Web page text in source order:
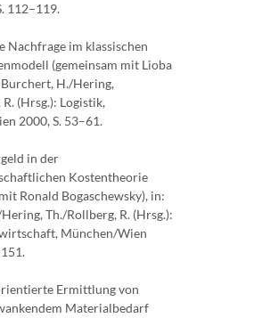
112–119.
Nachfrage im klassischen
(gemeinsam mit Lioba
H./Hering,
(Hrsg.): Logistik,
2000, S. 53–61.
in der
Kostentheorie
Ronald Bogaschewsky), in:
Th./Rollberg, R. (Hrsg.):
München/Wien
Ermittlung von
Materialbedarf